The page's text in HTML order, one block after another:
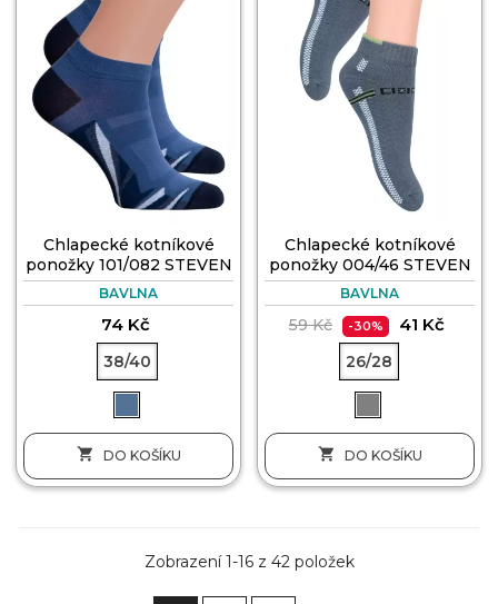
Chlapecké kotníkové
ponožky 101/082 STEVEN
BAVLNA
74 Kč
38/40
 DO KOŠÍKU
Chlapecké kotníkové
ponožky 004/46 STEVEN
BAVLNA
59 Kč -30% 41 Kč
26/28
 DO KOŠÍKU
Zobrazení 1-16 z 42 položek